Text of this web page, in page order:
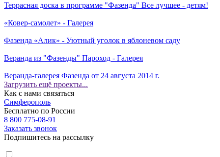
Террасная доска в программе "Фазенда" Все лучшее - детям!
«Ковер-самолет» - Галерея
Фазенда «Алик» - Уютный уголок в яблоневом саду
Веранда из "Фазенды" Пароход - Галерея
Веранда-галерея Фазенда от 24 августа 2014 г.
Загрузить ещё проекты...
Как с нами связаться
Симферополь
Бесплатно по России
8 800 775-08-91
Заказать звонок
Подпишитесь на рассылку